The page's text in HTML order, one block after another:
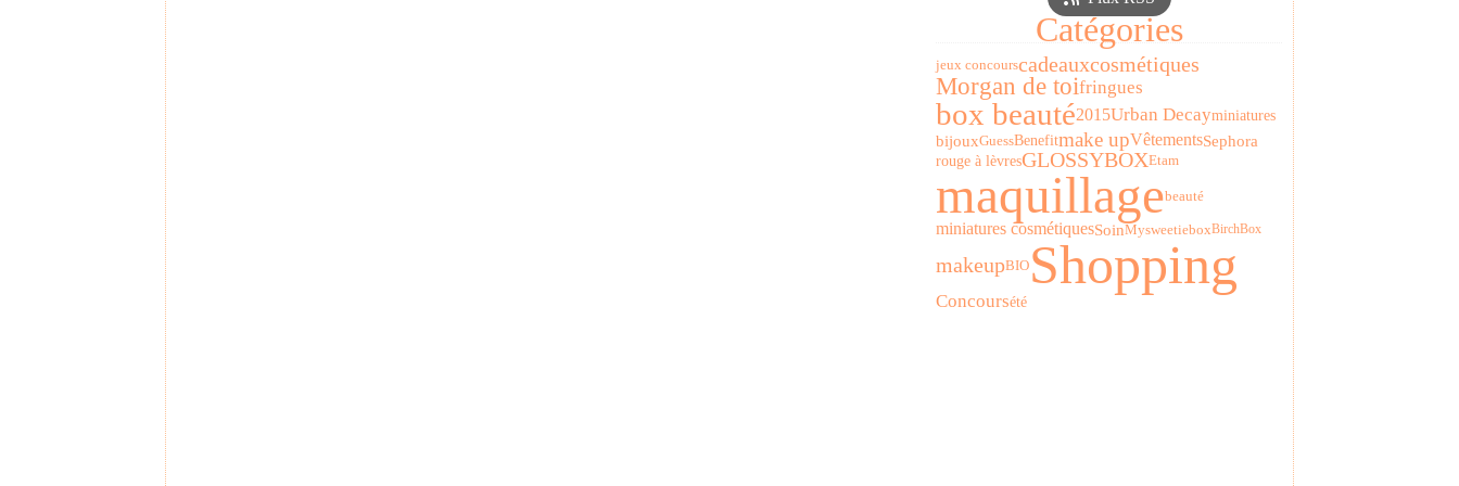
Catégories
jeux concourscadeauxcosmétiques
Morgan de toifringues
box beauté2015Urban Decayminiatures
bijouxGuessBenefitmake upVêtementsSephora
rouge à lèvresGLOSSYBOXEtam
maquillagebeauté
miniatures cosmétiquesSoinMysweetieboxBirchBox
makeupBIO Shopping
Concoursété